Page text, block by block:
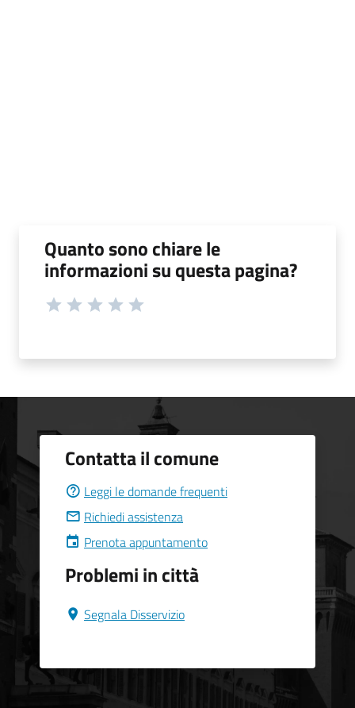
Quanto sono chiare le
informazioni su questa pagina?
Contatta il comune
Leggi le domande frequenti
Richiedi assistenza
Prenota appuntamento
Problemi in città
Segnala Disservizio